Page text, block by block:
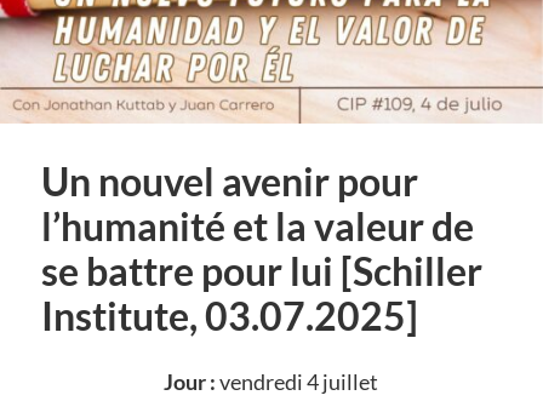
Un nouvel avenir pour
l’humanité et la valeur de
se battre pour lui [Schiller
Institute, 03.07.2025]
Jour :vendredi 4 juillet